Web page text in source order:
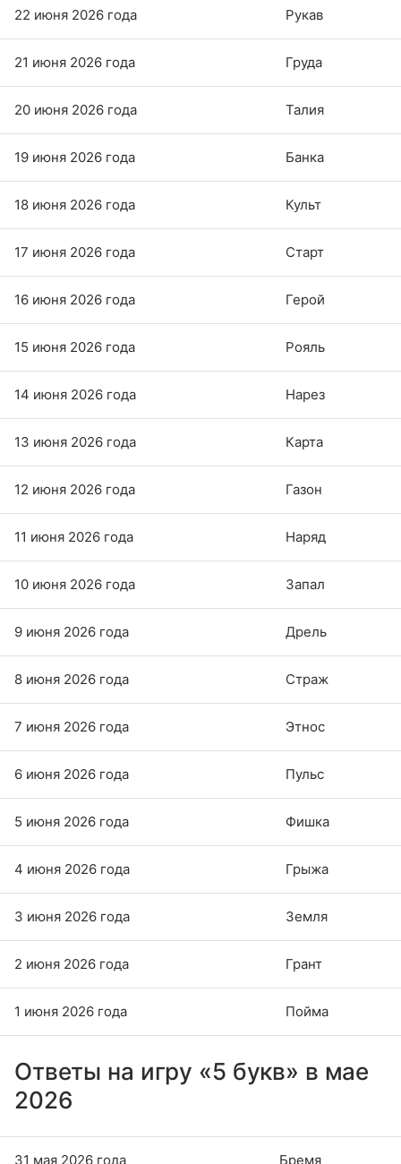
22 июня 2026 года Рукав
21 июня 2026 года Груда
20 июня 2026 года Талия
19 июня 2026 года Банка
18 июня 2026 года Культ
17 июня 2026 года Старт
16 июня 2026 года Герой
15 июня 2026 года Рояль
14 июня 2026 года Нарез
13 июня 2026 года Карта
12 июня 2026 года Газон
11 июня 2026 года Наряд
10 июня 2026 года Запал
9 июня 2026 года Дрель
8 июня 2026 года Страж
7 июня 2026 года Этнос
6 июня 2026 года Пульс
5 июня 2026 года Фишка
4 июня 2026 года Грыжа
3 июня 2026 года Земля
2 июня 2026 года Грант
1 июня 2026 года Пойма
Ответы на игру «5 букв» в мае
2026
31 мая 2026 года Бремя